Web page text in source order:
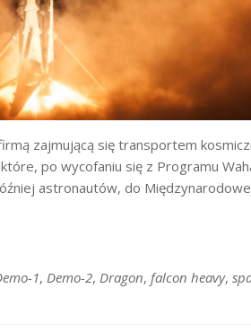
zajmującą się transportem
po wycofaniu się z Programu
astronautów, do
1, Demo-2, Dragon, falcon heavy,